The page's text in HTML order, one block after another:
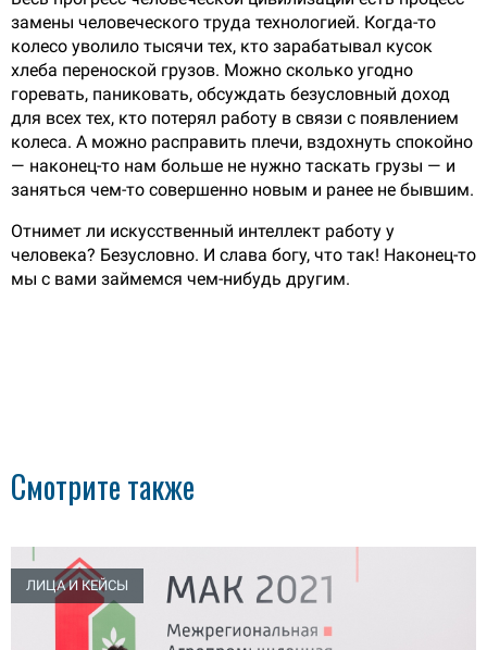
замены человеческого труда технологией. Когда-то
колесо уволило тысячи тех, кто зарабатывал кусок
хлеба переноской грузов. Можно сколько угодно
горевать, паниковать, обсуждать безусловный доход
для всех тех, кто потерял работу в связи с появлением
колеса. А можно расправить плечи, вздохнуть спокойно
— наконец-то нам больше не нужно таскать грузы — и
заняться чем-то совершенно новым и ранее не бывшим.
Отнимет ли искусственный интеллект работу у
человека? Безусловно. И слава богу, что так! Наконец-то
мы с вами займемся чем-нибудь другим.
Смотрите также
ЛИЦА И КЕЙСЫ